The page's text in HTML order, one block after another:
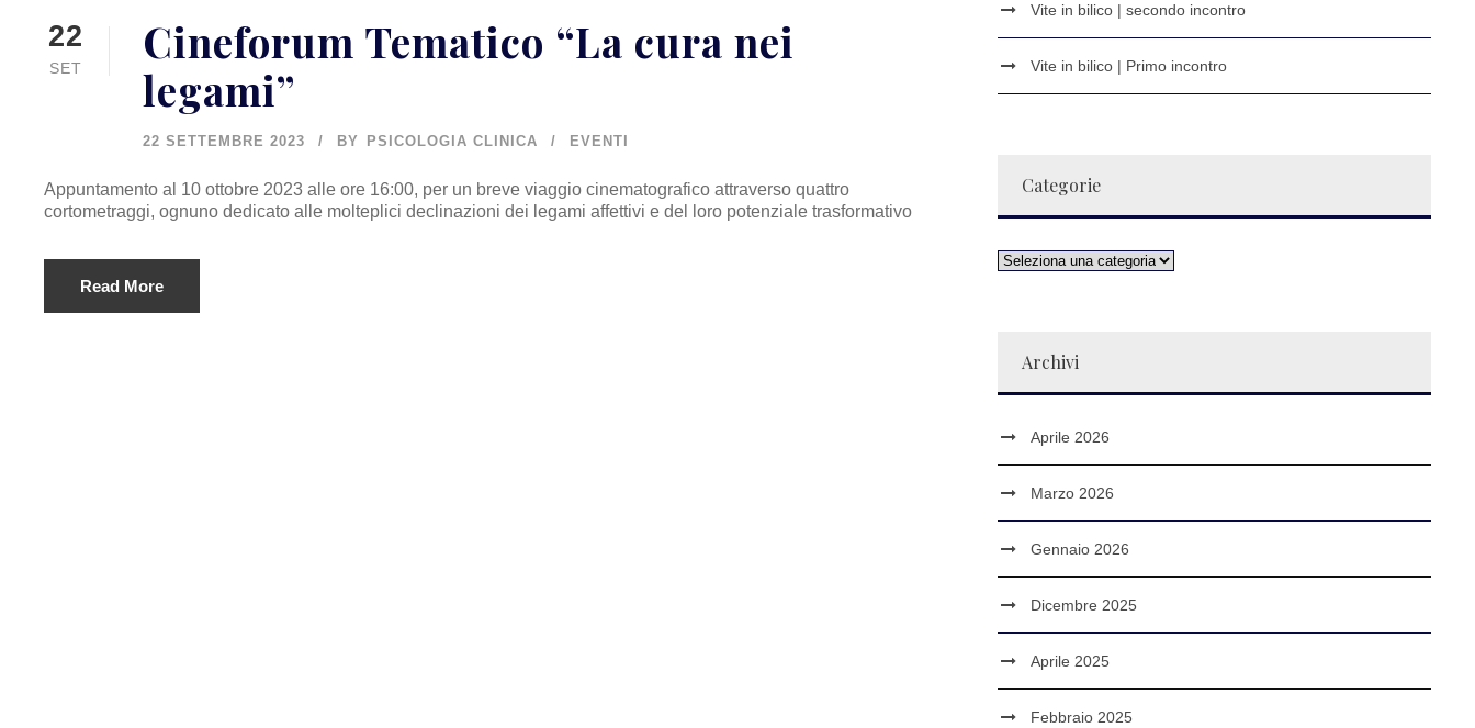
22
SET
Cineforum Tematico “La cura nei
legami”
22 SETTEMBRE 2023 BY PSICOLOGIA CLINICA EVENTI
Appuntamento al 10 ottobre 2023 alle ore 16:00, per un breve viaggio cinematografico attraverso quattro
cortometraggi, ognuno dedicato alle molteplici declinazioni dei legami affettivi e del loro potenziale trasformativo
Read More
Vite in bilico | secondo incontro
Vite in bilico | Primo incontro
Categorie
Archivi
Aprile 2026
Marzo 2026
Gennaio 2026
Dicembre 2025
Aprile 2025
Febbraio 2025